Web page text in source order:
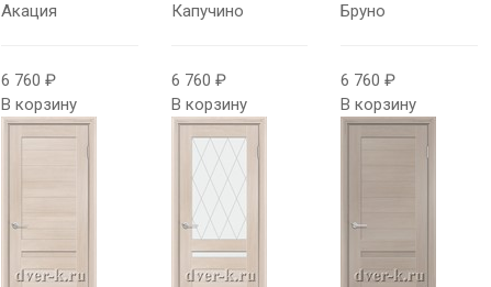
Акация
6 760 ₽
В корзину
Капучино
6 760 ₽
В корзину
Бруно
6 760 ₽
В корзину